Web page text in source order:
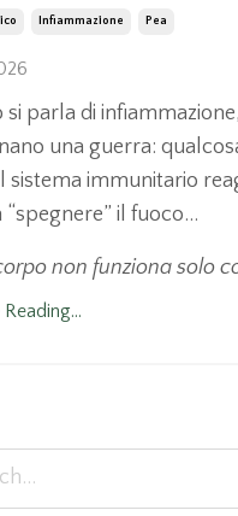
Infiammazione Pea
si parla di
una guerra:
sistema immunitario
“spegnere” il fuoco...
non funziona solo